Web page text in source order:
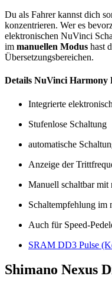
Du als Fahrer kannst dich
konzentrieren. Wer es
elektronischen NuVinci
im manuellen Modus hast
Übersetzungsbereichen.
Details NuVinci Harmony
Integrierte
Stufenlose Schaltung
automatische
Anzeige der
Manuell schaltbar mit
Schaltempfehlung im
Auch für Speed-
SRAM DD3 Pulse
Shimano Nexus